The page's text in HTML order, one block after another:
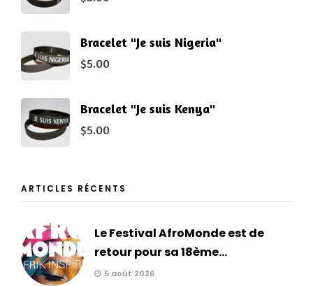
Bracelet "Je suis Nigeria"
$5.00
Bracelet "Je suis Kenya"
$5.00
ARTICLES RÉCENTS
Le Festival AfroMonde est de
retour pour sa 18ème...
5 août 2026